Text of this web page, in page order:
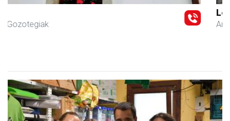
Andoain - Hezkuntza